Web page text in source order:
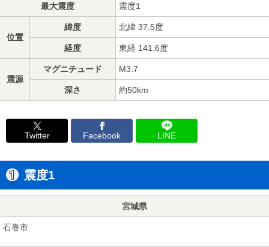
最大震度 震度1
位置
緯度 北緯 37.5度
経度 東経 141.6度
震源
マグニチュード M3.7
深さ 約50km
Twitter Facebook LINE
震度1
宮城県
石巻市